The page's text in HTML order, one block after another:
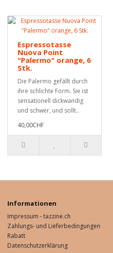
Espressotasse
Nuova Point
"Palermo" orange, 6
Stk.
Die Palermo gefällt durch
ihre schlichte Form. Sie ist
sensationell dickwandig
und schwer, und sollt..
40,00CHF
Informationen
Impressum - tazzine.ch
Zahlungs- und Lieferbedingungen
Rabatt
Datenschutzerklärung